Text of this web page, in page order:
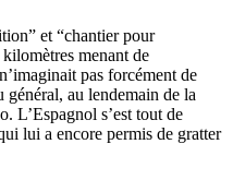
et “chantier pour
menant de
pas forcément de
général, au lendemain de la
L’Espagnol s’est tout de
lui a encore permis de gratter